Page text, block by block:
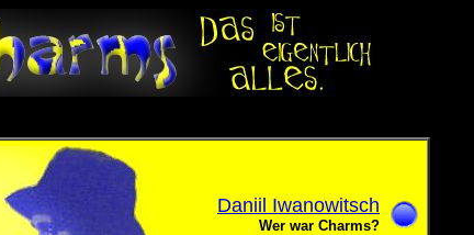
Daniil Iwanowitsch
Wer war Charms?